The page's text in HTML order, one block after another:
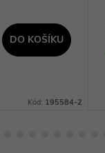
DO KOŠÍKU
Kód: 195584-2